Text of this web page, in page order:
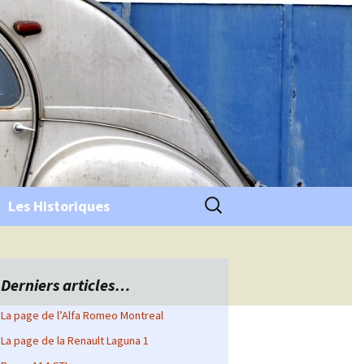
Les Historiques Rechercher :
Derniers articles…
La page de l’Alfa Romeo Montreal
La page de la Renault Laguna 1